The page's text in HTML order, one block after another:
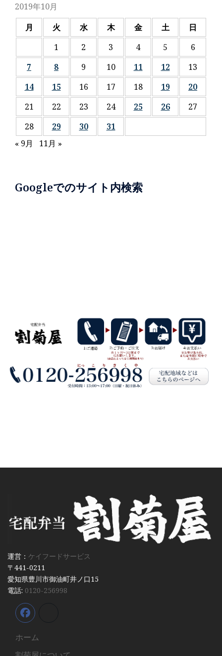
2019年10月
月
火 水 木 金 土
日
1
2 3 4 5
6
7
8 9 10 11 12
13
14
15 16 17 18 19
20
21
22 23 24 25 26
27
28
29 30
31
« 9月
11月 »
Googleでのサイト内検索
運営： ケイフードサービス
〒441-0211
愛知県豊川市御油町井ノ口15
電話: 0120-256998
ホーム